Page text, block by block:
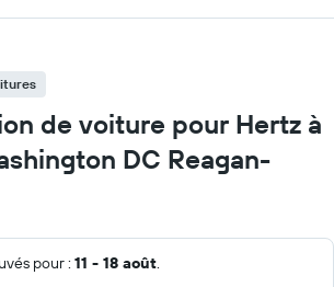
de voiture pour Hertz à
DC Reagan-
pour : 11 - 18 août.